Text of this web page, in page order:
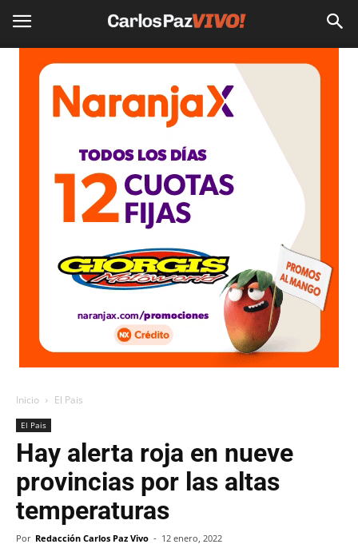
Inicio El Pais
El Pais
Hay alerta roja en nueve
provincias por las altas
temperaturas
Por Redacción Carlos Paz Vivo - 12 enero, 2022